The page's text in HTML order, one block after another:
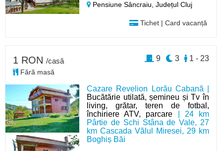
Pensiune Sâncraiu,Județul Cluj
Tichet | Card vacanță
Cazare Revelion Lorău Cabană |
Bucătărie utilată, șemineu și Tv în
living, grătar, teren de fotbal,
închiriere ATV, parcare | 24 km
Pârtie de Schi Stâna de Vale, 27
km Cascada Vălul Miresei, 29 km
Boghiș Băi
1 RON /casă
Fără masă
1 - 23
3
9